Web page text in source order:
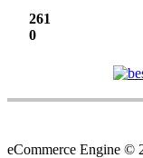
261
0
eCommerce Engine ©